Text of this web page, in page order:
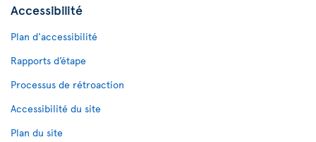
Accessibilité
Plan d'accessibilité
Rapports d’étape
Processus de rétroaction
Accessibilité du site
Plan du site